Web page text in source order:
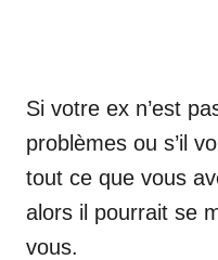
Si votre ex n’est
problèmes ou s’il
tout ce que vous
alors il pourrait se
vous.